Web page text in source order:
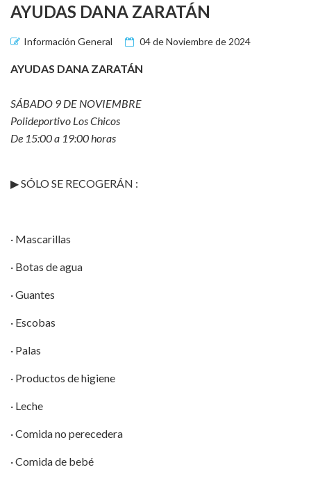
AYUDAS DANA ZARATÁN
Información General 04 de Noviembre de 2024
AYUDAS DANA ZARATÁN
SÁBADO 9 DE NOVIEMBRE
Polideportivo Los Chicos
De 15:00 a 19:00 horas
▶ SÓLO SE RECOGERÁN :
· Mascarillas
· Botas de agua
· Guantes
· Escobas
· Palas
· Productos de higiene
· Leche
· Comida no perecedera
· Comida de bebé